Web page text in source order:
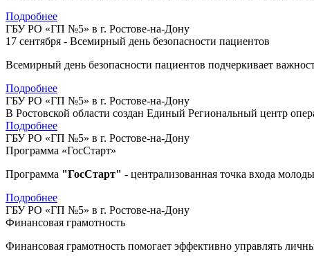
Подробнее
ГБУ РО «ГП №5» в г. Ростове-на-Дону
17 сентября - Всемирный день безопасности пациентов
Всемирный день безопасности пациентов подчеркивает
Подробнее
ГБУ РО «ГП №5» в г. Ростове-на-Дону
В Ростовской области создан Единый Региональный центр
Подробнее
ГБУ РО «ГП №5» в г. Ростове-на-Дону
Программа «ГосСтарт»
Программа "ГосСтарт" - централизованная точка входа
Подробнее
ГБУ РО «ГП №5» в г. Ростове-на-Дону
Финансовая грамотность
Финансовая грамотность помогает эффективно управлять